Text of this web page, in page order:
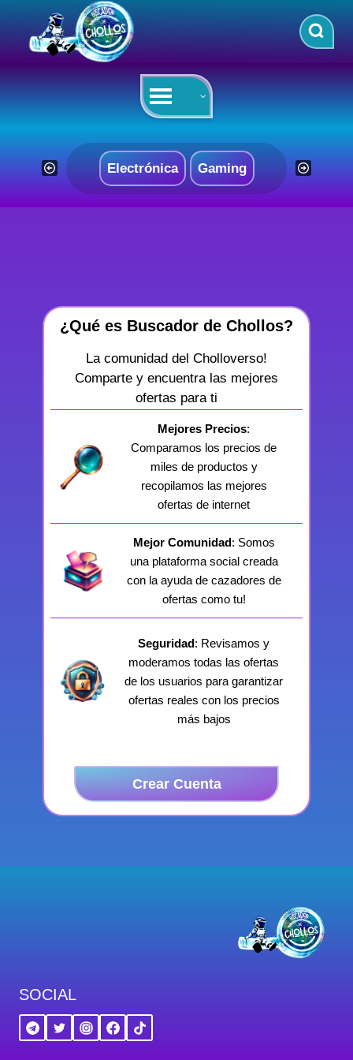
contenido
Electrónica Gaming
¿Qué es Buscador de Chollos?
La comunidad del Cholloverso!
Comparte y encuentra las mejores
ofertas para ti
Mejores Precios:
Comparamos los precios de
miles de productos y
recopilamos las mejores
ofertas de internet
Mejor Comunidad: Somos
una plataforma social creada
con la ayuda de cazadores de
ofertas como tu!
Seguridad: Revisamos y
moderamos todas las ofertas
de los usuarios para garantizar
ofertas reales con los precios
más bajos
Crear Cuenta
SOCIAL